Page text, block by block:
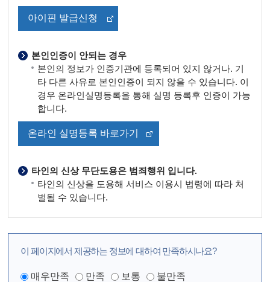
아이핀 발급신청
본인인증이 안되는 경우
본인의 정보가 인증기관에 등록되어 있지 않거나. 기
타 다른 사유로 본인인증이 되지 않을 수 있습니다. 이
경우 온라인실명등록을 통해 실명 등록후 인증이 가능
합니다.
온라인 실명등록 바로가기
타인의 신상 무단도용은 범죄행위 입니다.
타인의 신상을 도용해 서비스 이용시 법령에 따라 처
벌될 수 있습니다.
이 페이지에서 제공하는 정보에 대하여 만족하시나요?
매우만족 만족 보통
불만족